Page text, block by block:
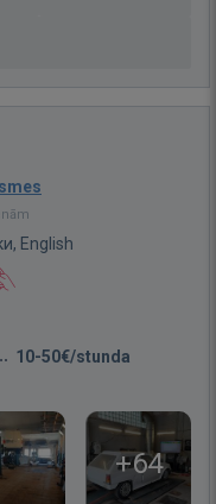
English
10-50€/stunda
+64